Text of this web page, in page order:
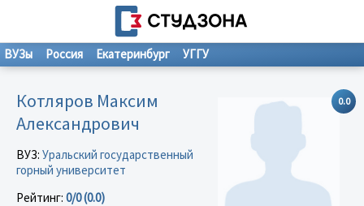
ВУЗы Россия Екатеринбург УГГУ
0.0
Котляров Максим
Александрович
ВУЗ: Уральский государственный
горный университет
Рейтинг: 0/0 (0.0)